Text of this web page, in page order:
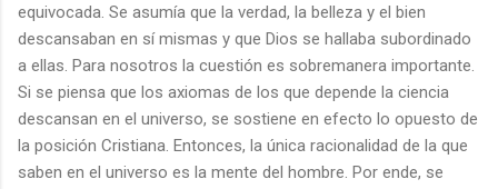
equivocada. Se asumía que la verdad, la belleza y el bien
descansaban en sí mismas y que Dios se hallaba subordinado
a ellas. Para nosotros la cuestión es sobremanera importante.
Si se piensa que los axiomas de los que depende la ciencia
descansan en el universo, se sostiene en efecto lo opuesto de
la posición Cristiana. Entonces, la única racionalidad de la que
saben en el universo es la mente del hombre. Por ende, se